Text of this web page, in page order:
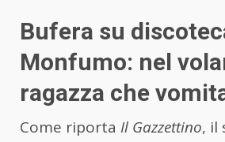
Bufera su
Monfumo: nel
ragazza che
Come riporta Il Gazzettino, il